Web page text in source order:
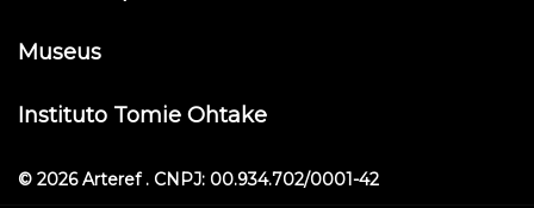
Museus
Instituto Tomie Ohtake
© 2026 Arteref . CNPJ: 00.934.702/0001-42